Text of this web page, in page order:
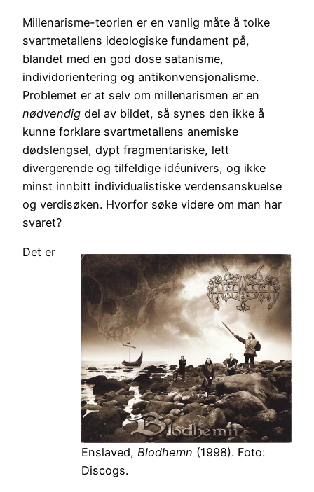
Millenarisme-teorien er en vanlig måte å tolke
svartmetallens ideologiske fundament på,
blandet med en god dose satanisme,
individorientering og antikonvensjonalisme.
Problemet er at selv om millenarismen er en
nødvendig del av bildet, så synes den ikke å
kunne forklare svartmetallens anemiske
dødslengsel, dypt fragmentariske, lett
divergerende og tilfeldige idéunivers, og ikke
minst innbitt individualistiske verdensanskuelse
og verdisøken. Hvorfor søke videre om man har
svaret?
Enslaved, Blodhemn (1998). Foto:
Discogs.
Det er